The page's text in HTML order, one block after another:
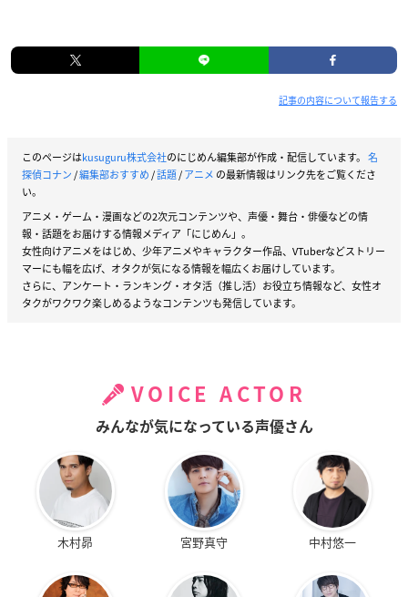
記事の内容について報告する
このページはkusuguru株式会社のにじめん編集部が作成・配信しています。 名
探偵コナン/編集部おすすめ/話題/アニメ の最新情報はリンク先をご覧くださ
い。
アニメ・ゲーム・漫画などの2次元コンテンツや、声優・舞台・俳優などの情
報・話題をお届けする情報メディア「にじめん」。
女性向けアニメをはじめ、少年アニメやキャラクター作品、VTuberなどストリー
マーにも幅を広げ、オタクが気になる情報を幅広くお届けしています。
さらに、アンケート・ランキング・オタ活（推し活）お役立ち情報など、女性オ
タクがワクワク楽しめるようなコンテンツも発信しています。
VOICE ACTOR
みんなが気になっている声優さん
木村昴 宮野真守 中村悠一